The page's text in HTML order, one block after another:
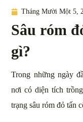
Tháng Mười Một 5,
Sâu róm
gì?
Trong những ngày
nơi có diện tích
trạng sâu róm đỏ tấn